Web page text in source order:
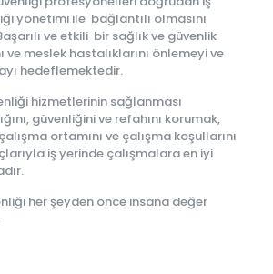
yönetimi ile bağlantılı olmasını
ve etkili bir sağlık ve güvenlik
ve meslek hastalıklarını önlemeyi ve
hedeflemektedir.
hizmetlerinin sağlanması
güvenliğini ve refahını korumak,
ortamını ve çalışma koşullarını
iş yerinde çalışmalara en iyi
her şeyden önce insana değer